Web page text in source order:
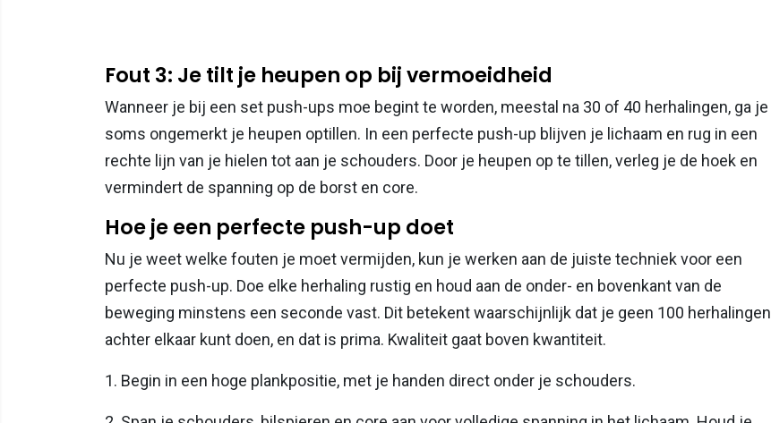
Fout 3: Je tilt je heupen op bij vermoeidheid
Wanneer je bij een set push-ups moe begint te worden, meestal na 30 of 40 herhalingen, ga je
soms ongemerkt je heupen optillen. In een perfecte push-up blijven je lichaam en rug in een
rechte lijn van je hielen tot aan je schouders. Door je heupen op te tillen, verleg je de hoek en
vermindert de spanning op de borst en core.
Hoe je een perfecte push-up doet
Nu je weet welke fouten je moet vermijden, kun je werken aan de juiste techniek voor een
perfecte push-up. Doe elke herhaling rustig en houd aan de onder- en bovenkant van de
beweging minstens een seconde vast. Dit betekent waarschijnlijk dat je geen 100 herhalingen
achter elkaar kunt doen, en dat is prima. Kwaliteit gaat boven kwantiteit.
1. Begin in een hoge plankpositie, met je handen direct onder je schouders.